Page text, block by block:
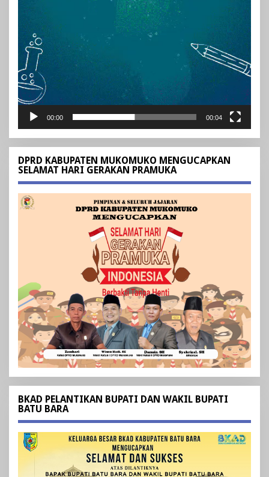
00:00 00:04
DPRD KABUPATEN MUKOMUKO MENGUCAPKAN
SELAMAT HARI GERAKAN PRAMUKA
BKAD PELANTIKAN BUPATI DAN WAKIL BUPATI
BATU BARA